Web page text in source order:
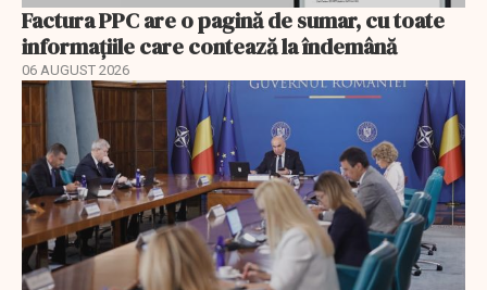
Factura PPC are o pagină de sumar, cu toate
informațiile care contează la îndemână
06 AUGUST 2026